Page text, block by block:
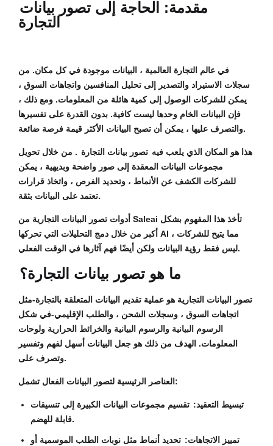
مقدمة: الحاجة إلى تصور بيانات
التجارة
في عالم التجارة العالمية ، البيانات موجودة في كل مكان. من
سجلات الاستيراد والتصدير إلى تحليل المنافسين واتجاهات السوق ،
يمكن للشركات الوصول إلى كمية هائلة من المعلومات. ومع ذلك ،
فإن البيانات الخام وحدها ليست كافية. بدون القدرة على تفسيرها
والتصرف عليها ، يمكن أن تصبح البيانات الأكثر قيمة فرصة ضائعة.
هذا هو المكان الذي يلعب فيه تصور بيانات التجارة . من خلال تحويل
مجموعات البيانات المعقدة إلى صور واضحة وبديهية ، يمكن
للشركات الكشف عن الأنماط ، وتحديد الفرص ، واتخاذ قرارات
تعتمد على البيانات بثقة.
أدوات تصور البيانات التجارية من Saleai تأخذ هذا المفهوم بشكل
أكبر من خلال دمج التحليلات التي تحركها AI ، مما يتيح للشركات
ليس فقط رؤية البيانات ولكن أيضًا فهم آثارها في الوقت الفعلي.
ما هو تصور بيانات التجارة؟
تصور البيانات التجارية هو عملية تقديم البيانات المتعلقة بالتجارة-مثل
اتجاهات السوق ، وسجلات الشحن ، والطلب الإقليمي-في شكل
الرسوم البيانية والرسوم البيانية والخرائط الحرارية ولوحات
المعلومات. الهدف من ذلك هو جعل البيانات أسهل لفهم وتفسير
وتصرف على.
العناصر الرئيسية لتصور البيانات الفعال تشمل:
تبسيط التعقيد: تقسيم مجموعات البيانات الكبيرة إلى تنسيقات
قابلة للهضم.
تمييز الاتجاهات: تحديد أنماط مثل نوبات الطلب الموسمية أو